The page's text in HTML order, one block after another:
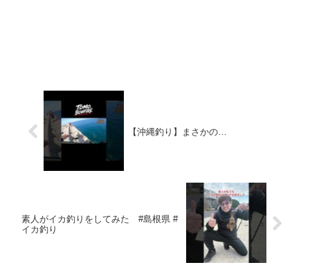
【沖縄釣り】まさかの…
素人がイカ釣りをしてみた #島根県 #
イカ釣り